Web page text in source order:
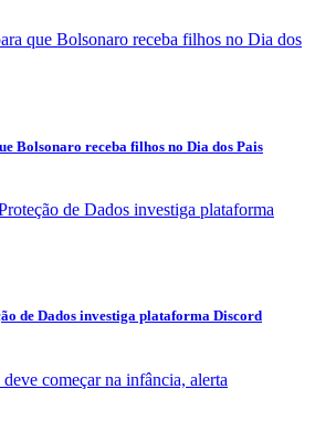
Bolsonaro receba filhos no Dia dos Pais
de Dados investiga plataforma Discord